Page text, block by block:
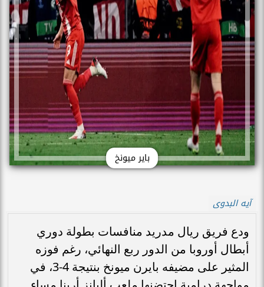
باير ميونخ
آيه البدوى
ودع فريق ريال مدريد منافسات بطولة دوري
أبطال أوروبا من الدور ربع النهائي، رغم فوزه
المثير على مضيفه بايرن ميونخ بنتيجة 4-3، في